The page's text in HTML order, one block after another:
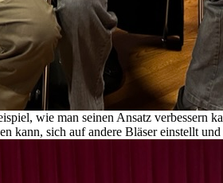
wie man seinen Ansatz verbessern
kann, sich auf andere Bläser einstellt